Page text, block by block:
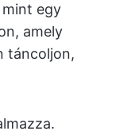
egy
amely
táncoljon,